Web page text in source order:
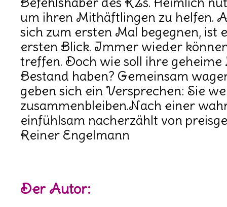
um ihren Mithäftlingen zu helfen.
sich zum ersten Mal begegnen, ist
ersten Blick. Immer wieder
treffen. Doch wie soll ihre
Bestand haben? Gemeinsam
geben sich ein Versprechen: Sie
zusammenbleiben.Nach einer
einfühlsam nacherzählt von
Reiner Engelmann
Der Autor: